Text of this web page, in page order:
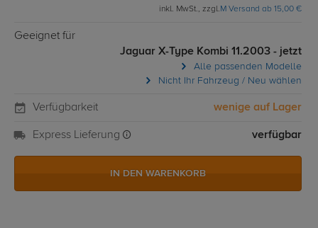
inkl. MwSt., zzgl.M Versand ab 15,00 €
Geeignet für
Jaguar X-Type Kombi 11.2003 - jetzt
Alle passenden Modelle
Nicht Ihr Fahrzeug / Neu wählen
Verfügbarkeit wenige auf Lager
Express Lieferung verfügbar
IN DEN WARENKORB